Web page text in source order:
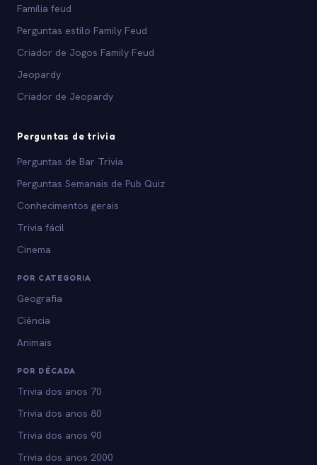
Família feud
Perguntas estilo Family Feud
Criador de Jogos Family Feud
Jeopardy
Criador de Jeopardy
Perguntas de trivia
Perguntas de Bar Trivia
Perguntas Semanais de Pub Quiz
Conhecimentos gerais
Trivia fácil
Cinema
POR CATEGORIA
Geografia
Ciência
Animais
POR DÉCADA
Trivia dos anos 70
Trivia dos anos 80
Trivia dos anos 90
Trivia dos anos 2000